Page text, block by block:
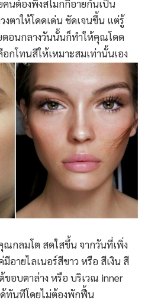
คนต้องพึ่งสโมกกี้อายกันเป็น
งตาให้โดดเด่น ชัดเจนขึ้น แต่รู้
ตอนกลางวันนั้นก็ทำให้คุณโดด
กโทนสีให้เหมาะสมเท่านั้นเอง
กลมโต สดใสขึ้น จากวันที่เพิ่ง
ายไลเนอร์สีขาว หรือ สีเงิน สี
ขอบตาล่าง หรือ บริเวณ inner
ทันทีโดยไม่ต้องพักฟื้น